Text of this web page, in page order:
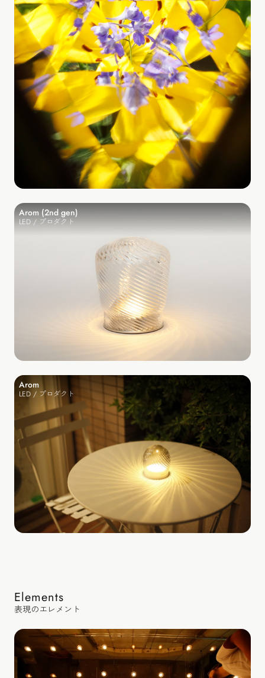
Arom (2nd gen)
LED / プロダクト
Arom
LED / プロダクト
Elements
表現のエレメント